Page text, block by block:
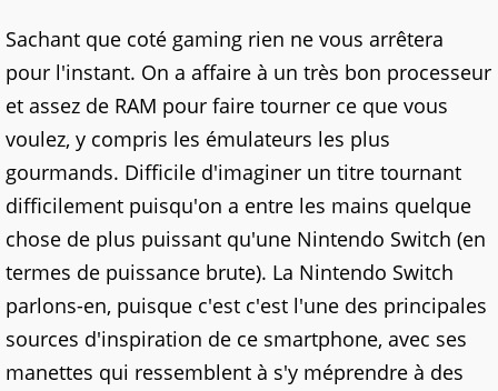
Sachant que coté gaming rien ne vous arrêtera
pour l'instant. On a affaire à un très bon processeur
et assez de RAM pour faire tourner ce que vous
voulez, y compris les émulateurs les plus
gourmands. Difficile d'imaginer un titre tournant
difficilement puisqu'on a entre les mains quelque
chose de plus puissant qu'une Nintendo Switch (en
termes de puissance brute). La Nintendo Switch
parlons-en, puisque c'est c'est l'une des principales
sources d'inspiration de ce smartphone, avec ses
manettes qui ressemblent à s'y méprendre à des